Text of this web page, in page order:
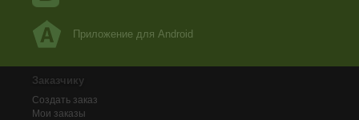
Приложение для Android
Заказчику
Создать заказ
Мои заказы